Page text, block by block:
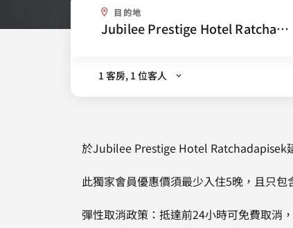
目的地
1 客房, 1 位客人
於Jubilee Prestige Hotel Ratchadapisek
此獨家會員優惠價須最少入住5晚，且只包
彈性取消政策：抵達前24小時可免費取消